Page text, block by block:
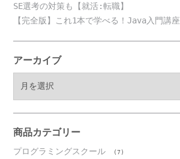
SE選考の対策も【就活:転職】
【完全版】これ1本で学べる！Java入門講座
アーカイブ
ブ
商品カテゴリー
プログラミングスクール (7)